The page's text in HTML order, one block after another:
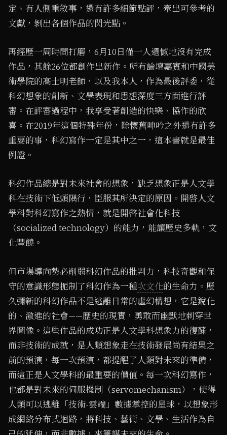
定、有人側重敘事，還有許多細節點評，牽出可參考的
文獻，剝出各個作品的閃光點。
再經歷一周時間打磨，6月10日僅一人遺憾地沒有完成
作品，其餘26位都創作出新作。所有論壇嘉賓和中國美
術學院的高士明老師，以及我本人，作為最後評委，從
科幻想象的創新、文學表現和思想深度三方面進行評
審。在評審過程中，我享受著創造的快樂、協作的欣
喜。在2019年這個特殊年份，除懷舊呻吟之外還有許多
重要的事，科幻寫作一定是其中之一，這本書就是最佳
例證。
科幻作品總是對未來社會的想象，缺乏想象正是人文學
科在技術下低頭隅行，臣服其所決定的原因。開啓人文
學科對科幻寫作之熱情，就是開啓社會化科技
（socialized technology）的能力，能讓歷史多軌，文
化豐饒。
但市場導向勢必削弱科幻作品的批判力，科技奇觀和保
守的意識形態扼制了科幻作為一種次文化的生命力。歷
久彌新的科幻作品不是逃離日常的虛幻構想，它是銳化
的、激進的社會——歷史的現實，勇敢而幽默地刺穿世
界圖像。這些作品的成功正是人文學科想象力的復蘇，
而非技術的成就，是人類想象走在技術發展尚有結果之
前的預演，每一次預演，都提醒了人類對未來的準備，
而這正是人文學科的最重要的價值。每一次科幻寫作，
也都是對未來的伺服機制（servomechanism），使得
人類可以逃離「技術-雲端」數據掌控的星球，以想象形
成網絡分布式迴路，將科技、藝術、文學、生活作為自